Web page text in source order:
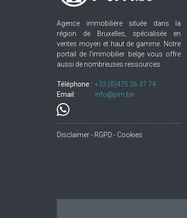
Agence immobilière située dans la
région de Bruxelles, spécialisée en
ventes moyen et haut de gamme. Notre
portail de l'immobilier belge vous offre
aussi de nombreuses ressources.
Téléphone : +32.(0)475 26 37 74
Email:
info@pim.be
Disclaimer - RGPD - Cookies